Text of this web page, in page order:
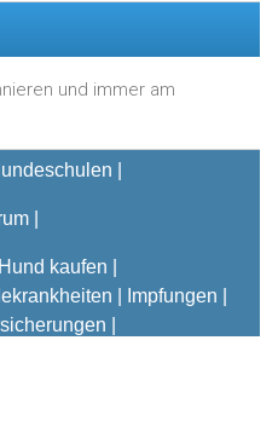
und immer am
Hund kaufen
Impfungen